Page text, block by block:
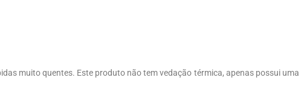
muito quentes. Este produto não tem vedação térmica, apenas possui